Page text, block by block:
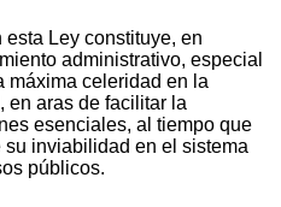
Ley constituye, en
administrativo, especial
máxima celeridad en la
en aras de facilitar la
esenciales, al tiempo que
inviabilidad en el sistema
públicos.